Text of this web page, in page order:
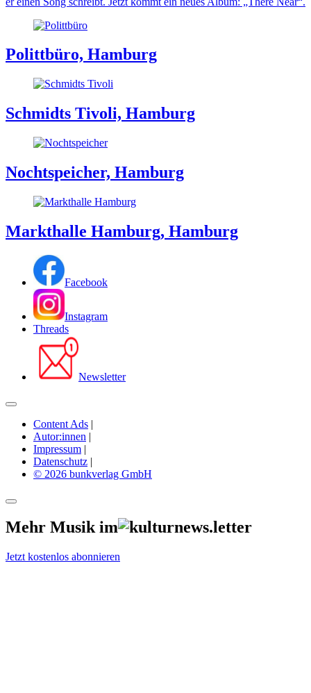
Polittbüro, Hamburg
Schmidts Tivoli, Hamburg
Nochtspeicher, Hamburg
Markthalle Hamburg, Hamburg
Facebook
Instagram
Threads
Newsletter
Content Ads |
Autor:innen |
Impressum |
Datenschutz |
© 2026 bunkverlag GmbH
Mehr Musik im
Jetzt kostenlos abonnieren